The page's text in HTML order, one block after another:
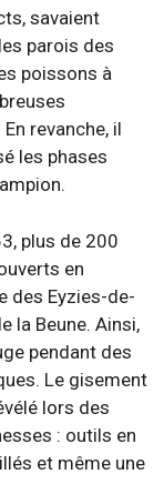
savaient
parois des
poissons à
revanche, il
les phases
plus de 200
en
des Eyzies-de-
la Beune. Ainsi,
pendant des
Le gisement
lors des
: outils en
et même une